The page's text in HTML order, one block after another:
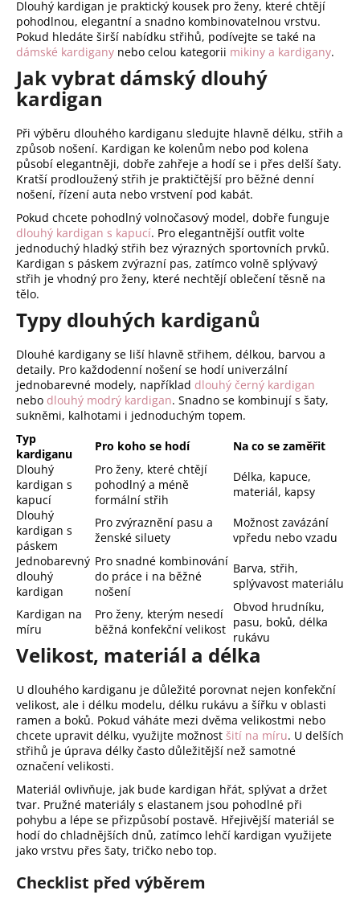
ý
p
i
s
u
Dlouhý kardigan je praktický kousek pro ženy, které chtějí
pohodlnou, elegantní a snadno kombinovatelnou vrstvu.
Pokud hledáte širší nabídku střihů, podívejte se také na
dámské kardigany nebo celou kategorii mikiny a kardigany.
Jak vybrat dámský dlouhý
kardigan
Při výběru dlouhého kardiganu sledujte hlavně délku, střih a
způsob nošení. Kardigan ke kolenům nebo pod kolena
působí elegantněji, dobře zahřeje a hodí se i přes delší šaty.
Kratší prodloužený střih je praktičtější pro běžné denní
nošení, řízení auta nebo vrstvení pod kabát.
Pokud chcete pohodlný volnočasový model, dobře funguje
dlouhý kardigan s kapucí. Pro elegantnější outfit volte
jednoduchý hladký střih bez výrazných sportovních prvků.
Kardigan s páskem zvýrazní pas, zatímco volně splývavý
střih je vhodný pro ženy, které nechtějí oblečení těsně na
tělo.
Typy dlouhých kardiganů
Dlouhé kardigany se liší hlavně střihem, délkou, barvou a
detaily. Pro každodenní nošení se hodí univerzální
jednobarevné modely, například dlouhý černý kardigan
nebo dlouhý modrý kardigan. Snadno se kombinují s šaty,
sukněmi, kalhotami i jednoduchým topem.
Typ
kardiganu
Pro koho se hodí
Na co se zaměřit
Dlouhý
kardigan s
kapucí
Pro ženy, které chtějí
pohodlný a méně
formální střih
Délka, kapuce,
materiál, kapsy
Dlouhý
kardigan s
páskem
Pro zvýraznění pasu a
ženské siluety
Možnost zavázání
vpředu nebo vzadu
Jednobarevný
dlouhý
kardigan
Pro snadné kombinování
do práce i na běžné
nošení
Barva, střih,
splývavost materiálu
Kardigan na
míru
Pro ženy, kterým nesedí
běžná konfekční velikost
Obvod hrudníku,
pasu, boků, délka
rukávu
Velikost, materiál a délka
U dlouhého kardiganu je důležité porovnat nejen konfekční
velikost, ale i délku modelu, délku rukávu a šířku v oblasti
ramen a boků. Pokud váháte mezi dvěma velikostmi nebo
chcete upravit délku, využijte možnost šití na míru. U delších
střihů je úprava délky často důležitější než samotné
označení velikosti.
Materiál ovlivňuje, jak bude kardigan hřát, splývat a držet
tvar. Pružné materiály s elastanem jsou pohodlné při
pohybu a lépe se přizpůsobí postavě. Hřejivější materiál se
hodí do chladnějších dnů, zatímco lehčí kardigan využijete
jako vrstvu přes šaty, tričko nebo top.
Checklist před výběrem